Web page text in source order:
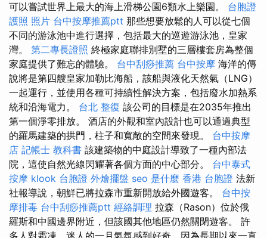
可以嘗試世界上最大的海上滑梯公園6類水上樂園。 台胞證
護照 照片 台中按摩推薦ptt 那些想要放鬆的人可以從七個
不同的游泳池中進行選擇，包括最大的巡遊游泳池，皇家
灣。 第二專長證照 終極家庭聯排別墅的三層樓套房為整個
家庭提供了難忘的體驗。 台中刮痧推薦 台中按摩 海洋的傳
說將是第四艘皇家加勒比海船，該船與液化天然氣（LNG）
一起運行，並使用各種可持續性解決方案，包括廢水加熱系
統和沿海電力。 台北 整復 該公司的目標是在2035年推出
第一個淨零排放。 酒店的外觀和室內設計也可以通過典型
的羅馬建築的拱門，柱子和寬敞的空間來發現。 台中按摩
店 記帳士 教科書 該建築物的中庭設計導致了一種內部法
院，這使自然光線閃耀著各個方面的中心部分。 台中泰式
按摩 klook 台胞證 外燴擺盤 seo 是什麼 香港 台胞證 法新
社報導說，朝鮮已將拉森市重新開放給外國遊客。 台中按
摩排毒 台中刮痧推薦ptt 經絡調理 拉森（Rason）位於俄
羅斯和中國邊界附近，但該國其他地區仍然關閉遊客。 許
多人對霜凍，迷人的一月氣氛感到好奇，因為長期以來一直